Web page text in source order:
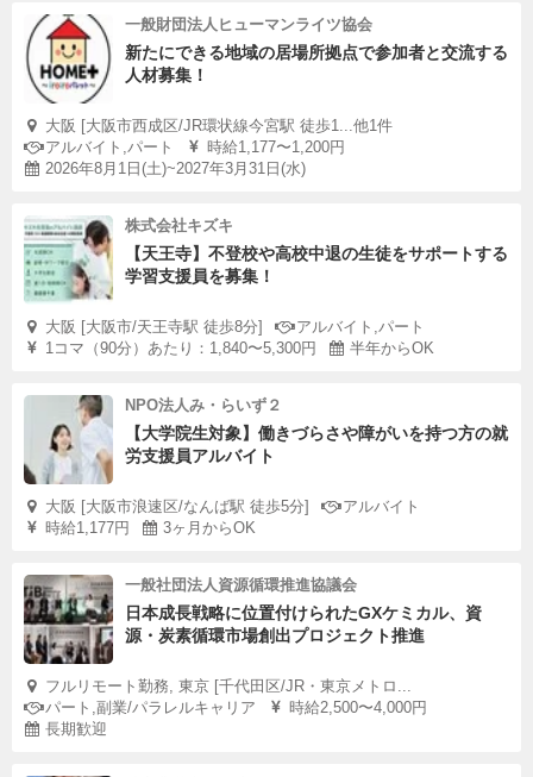
一般財団法人ヒューマンライツ協会
新たにできる地域の居場所拠点で参加者と交流する
人材募集！
大阪 [大阪市西成区/JR環状線今宮駅 徒歩1...他1件
アルバイト,パート
時給1,177〜1,200円
2026年8月1日(土)~2027年3月31日(水)
株式会社キズキ
【天王寺】不登校や高校中退の生徒をサポートする
学習支援員を募集！
大阪 [大阪市/天王寺駅 徒歩8分]
アルバイト,パート
1コマ（90分）あたり：1,840〜5,300円
半年からOK
NPO法人み・らいず２
【大学院生対象】働きづらさや障がいを持つ方の就
労支援員アルバイト
大阪 [大阪市浪速区/なんば駅 徒歩5分]
アルバイト
時給1,177円
3ヶ月からOK
一般社団法人資源循環推進協議会
日本成長戦略に位置付けられたGXケミカル、資
源・炭素循環市場創出プロジェクト推進
フルリモート勤務, 東京 [千代田区/JR・東京メトロ...
パート,副業/パラレルキャリア
時給2,500〜4,000円
長期歓迎